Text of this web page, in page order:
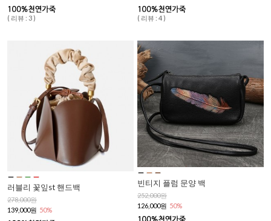
( 리뷰 : 3 ) ( 리뷰 : 4 )
러블리 꽃잎st 핸드백
278,000원
139,000원 50%
빈티지 플럼 문양 백
252,000원
126,000원 50%